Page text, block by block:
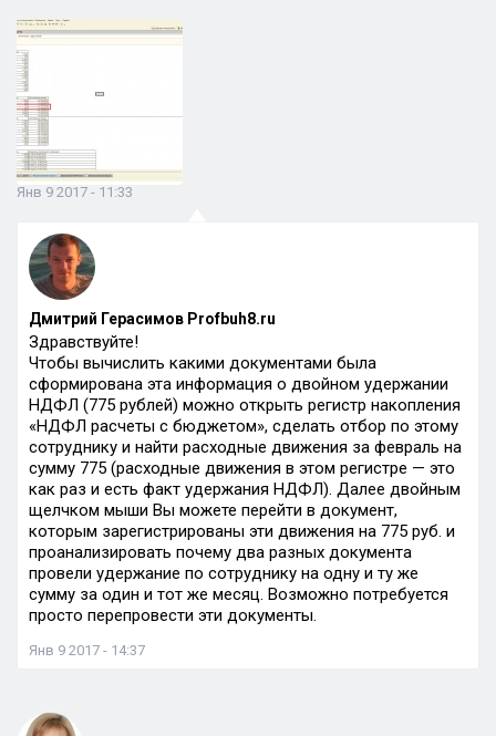
Янв 9 2017 - 11:33
Дмитрий Герасимов Profbuh8.ru
Здравствуйте!
Чтобы вычислить какими документами была
сформирована эта информация о двойном удержании
НДФЛ (775 рублей) можно открыть регистр накопления
«НДФЛ расчеты с бюджетом», сделать отбор по этому
сотруднику и найти расходные движения за февраль на
сумму 775 (расходные движения в этом регистре — это
как раз и есть факт удержания НДФЛ). Далее двойным
щелчком мыши Вы можете перейти в документ,
которым зарегистрированы эти движения на 775 руб. и
проанализировать почему два разных документа
провели удержание по сотруднику на одну и ту же
сумму за один и тот же месяц. Возможно потребуется
просто перепровести эти документы.
Янв 9 2017 - 14:37